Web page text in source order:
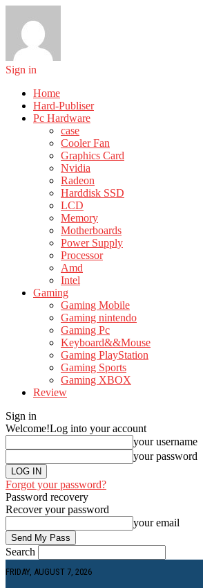
Sign in
Home
Hard-Publiser
Pc Hardware
case
Cooler Fan
Graphics Card
Nvidia
Radeon
Harddisk SSD
LCD
Memory
Motherboards
Power Supply
Processor
Amd
Intel
Gaming
Gaming Mobile
Gaming nintendo
Gaming Pc
Keyboard&&Mouse
Gaming PlayStation
Gaming Sports
Gaming XBOX
Review
Sign in
Welcome!Log into your account
your username
your password
Forgot your password?
Password recovery
Recover your password
your email
Search
FRIDAY, AUGUST 7, 2026